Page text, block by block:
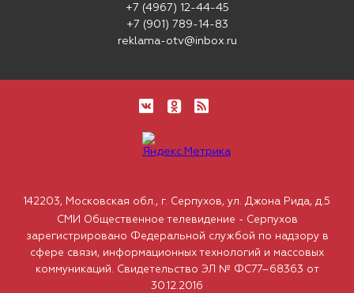
+7 (4967) 12-44-45
+7 (901) 789-14-83
reklama-otv@inbox.ru
142203, Московская обл., г. Серпухов, ул. Джона Рида, д.5
СМИ Общественное телевидение - Серпухов
зарегистрировано Федеральной службой по надзору в
сфере связи, информационных технологий и массовых
коммуникаций. Свидетельство ЭЛ № ФС77–68363 от
30.12.2016